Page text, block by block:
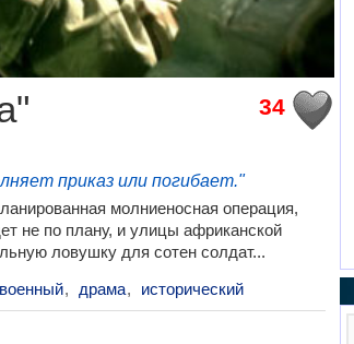
34
приказ или погибает."
молниеносная операция,
не по плану, и улицы африканской
ловушку для сотен солдат...
военный, драма, исторический